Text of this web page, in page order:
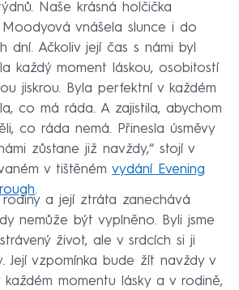
Naše krásná holčička
vnášela slunce i do
dní. Ačkoliv její čas s námi byl
každý moment láskou, osobitostí
jiskrou. Byla perfektní v každém
co má ráda. A zajistila, abychom
co ráda nemá. Přinesla úsměvy
zůstane již navždy,“ stojí v
v tištěném vydání Evening
.
rodiny a její ztráta zanechává
nemůže být vyplněno. Byli jsme
život, ale v srdcích si ji
Její vzpomínka bude žít navždy v
každém momentu lásky a v rodině,